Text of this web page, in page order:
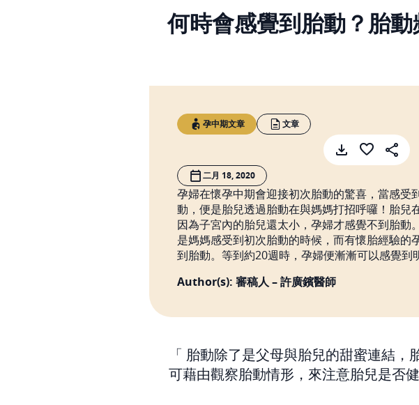
何時會感覺到胎動？胎
孕中期文章 文章
二月 18, 2020
孕婦在懷孕中期會迎接初次胎動的驚喜，當感受
動，便是胎兒透過胎動在與媽媽打招呼囉！胎兒
因為子宮內的胎兒還太小，孕婦才感覺不到胎動
是媽媽感受到初次胎動的時候，而有懷胎經驗的
到胎動。等到約20週時，孕婦便漸漸可以感覺到
Author(s): 審稿人 – 許廣鑌醫師
胎動除了是父母與胎兒的甜蜜連結，
可藉由觀察胎動情形，來注意胎兒是否